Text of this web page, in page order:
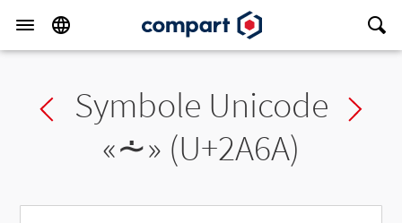
Previous char
Symbole Unicode
«⩪» (U+2A6A)